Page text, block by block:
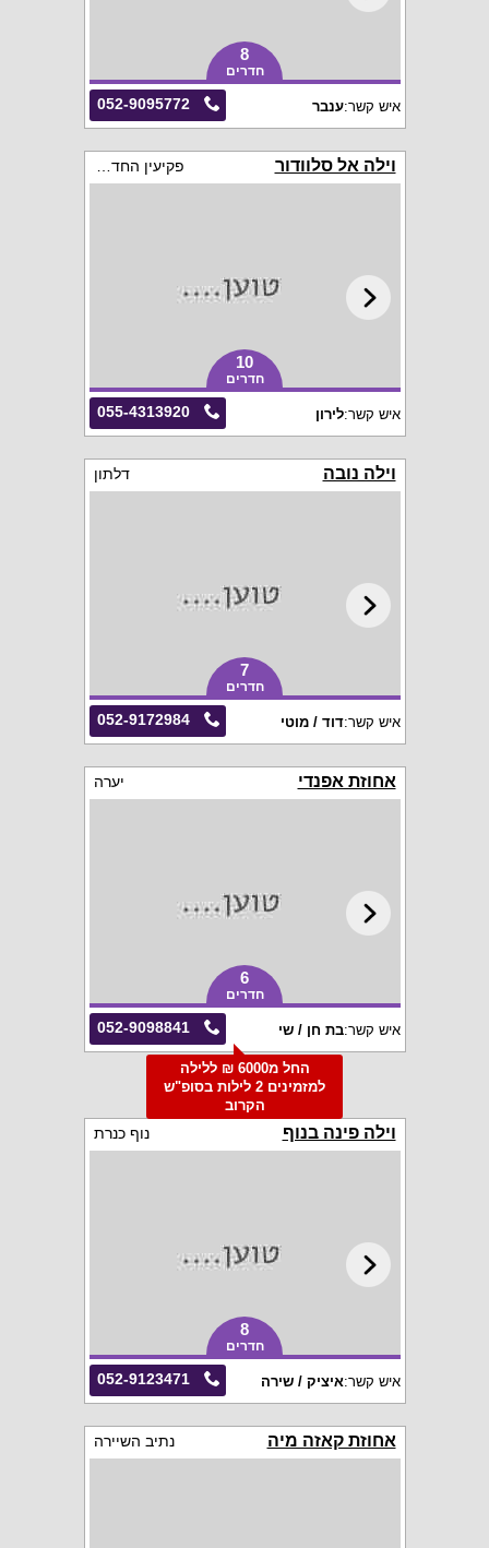
8
חדרים
052-9095772 איש קשר:ענבר
וילה אל סלוודור
10
חדרים
055-4313920 איש קשר:לירון
וילה נובה דלתון
7
חדרים
052-9172984 איש קשר:דוד / מוטי
אחוזת אפנדי יערה
6
חדרים
052-9098841 איש קשר:בת חן / שי
החל מ6000 ₪ ללילה
למזמינים 2 לילות בסופ"ש
הקרוב
וילה פינה בנוף נוף כנרת
8
חדרים
052-9123471 איש קשר:איציק / שירה
אחוזת קאזה מיה נתיב השיירה